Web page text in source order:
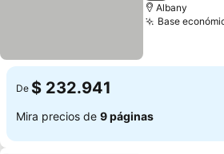
Albany
Base
De $ 232.941
Mira precios de 9 páginas